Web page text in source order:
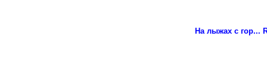
На лыжах с гор...